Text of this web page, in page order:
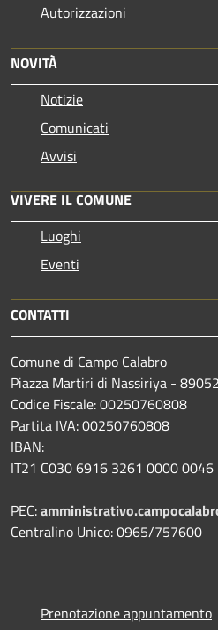
Autorizzazioni
NOVITÀ
Notizie
Comunicati
Avvisi
VIVERE IL COMUNE
Luoghi
Eventi
CONTATTI
Comune di Campo Calabro
Piazza Martiri di Nassiriya -
Codice Fiscale: 00250760808
Partita IVA: 00250760808
IBAN:
IT21 C030 6916 3261 0000
PEC:
Centralino Unico: 0965/757600
Prenotazione appuntamento